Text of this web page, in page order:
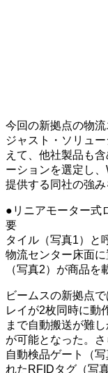
今回の新拠点の物
ジャスト・ソリュ
えて、他社製品も
ーションを選定し
提供する同社の強み
●リニアモーター式
要
タイル（写真1）と
物流センター床面
（写真2）が商品を
ビームスの新拠点
レイが2枚同時に動
まで自動搬送が難
が可能となった。
自動検品ゲート（
れたRFIDタグ（写